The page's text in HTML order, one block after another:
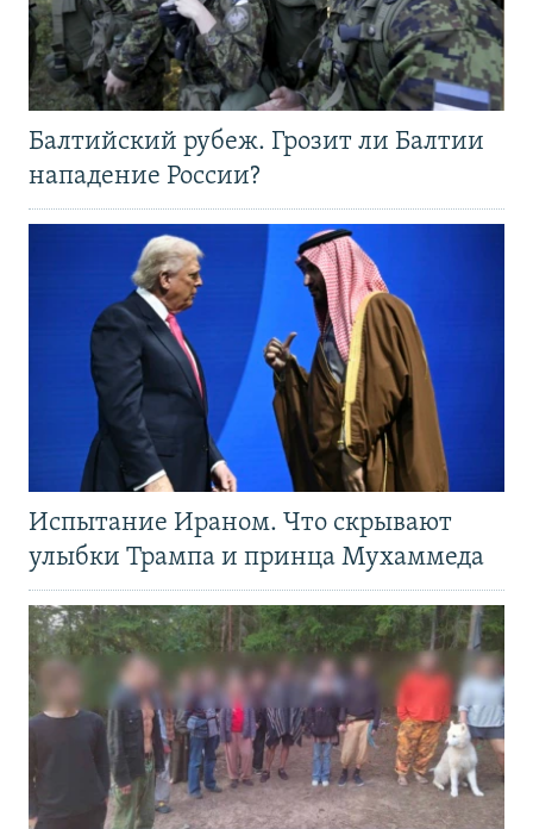
Балтийский рубеж. Грозит ли Балтии
нападение России?
Испытание Ираном. Что скрывают
улыбки Трампа и принца Мухаммеда